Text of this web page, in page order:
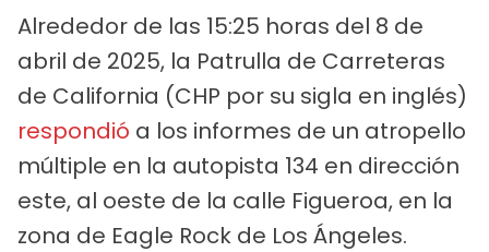
Alrededor de las 15:25 horas del 8 de
abril de 2025, la Patrulla de Carreteras
de California (CHP por su sigla en inglés)
respondió a los informes de un atropello
múltiple en la autopista 134 en dirección
este, al oeste de la calle Figueroa, en la
zona de Eagle Rock de Los Ángeles.